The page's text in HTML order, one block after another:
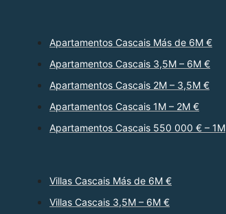
Apartamentos Cascais Más de 6M €
Apartamentos Cascais 3,5M – 6M €
Apartamentos Cascais 2M – 3,5M €
Apartamentos Cascais 1M – 2M €
Apartamentos Cascais 550 000 € – 1M
Villas Cascais Más de 6M €
Villas Cascais 3,5M – 6M €